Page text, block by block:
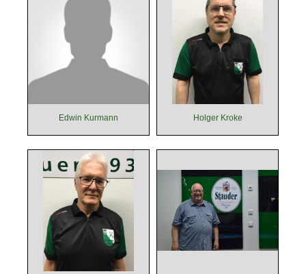
Edwin Kurmann Holger Kroke